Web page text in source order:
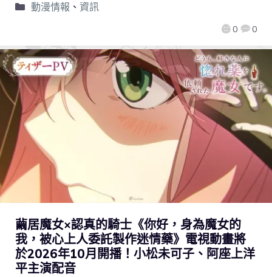
0 0
動漫情報 、 資訊
繭居魔女×認真的騎士《你好，身為魔女的
我，被心上人委託製作迷情藥》電視動畫將
於2026年10月開播！小松未可子、阿座上洋
平主演配音